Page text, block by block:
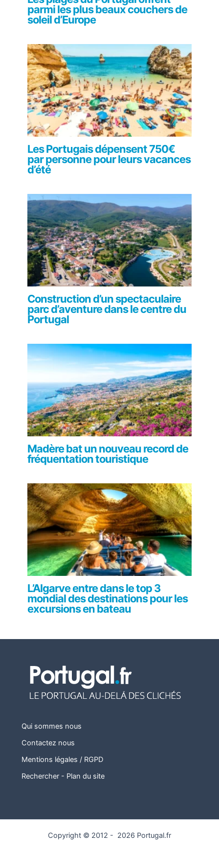
parmi les plus beaux couchers de
soleil d’Europe
Les Portugais dépensent 750€
par personne pour leurs vacances
d’été
Construction d’un spectaculaire
parc d’aventure dans le centre du
Portugal
Madère bat un nouveau record de
fréquentation touristique
L’Algarve entre dans le top 3
mondial des destinations pour les
excursions en bateau
Qui sommes nous
Contactez nous
Mentions légales / RGPD
Rechercher- Plan du site
Copyright © 2012 - 2026 Portugal.fr